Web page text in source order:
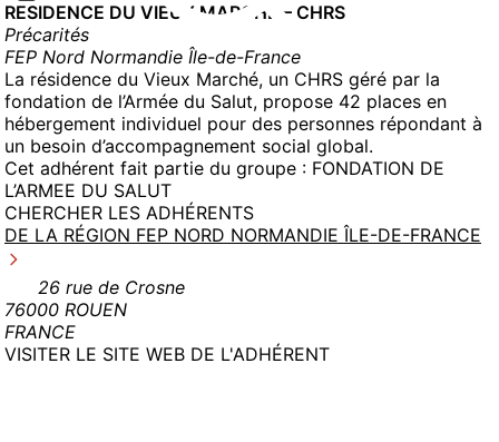
RESIDENCE DU VIEUX MARCHE – CHRS
Précarités
FEP Nord Normandie Île-de-France
La résidence du Vieux Marché, un CHRS géré par la
fondation de l’Armée du Salut, propose 42 places en
hébergement individuel pour des personnes répondant à
un besoin d’accompagnement social global.
Cet adhérent fait partie du groupe : FONDATION DE
L’ARMEE DU SALUT
CHERCHER LES ADHÉRENTS
DE LA RÉGION FEP NORD NORMANDIE ÎLE-DE-FRANCE
26 rue de Crosne
76000 ROUEN
FRANCE
VISITER LE SITE WEB DE L'ADHÉRENT(NOUVELLE